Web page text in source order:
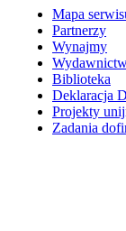
Mapa
Partnerzy
Wynajmy
Biblioteka
Deklaracja
Projekty
Zadania